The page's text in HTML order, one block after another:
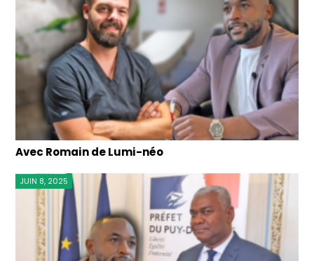
Avec Romain de Lumi-néo
JUIN 8, 2025